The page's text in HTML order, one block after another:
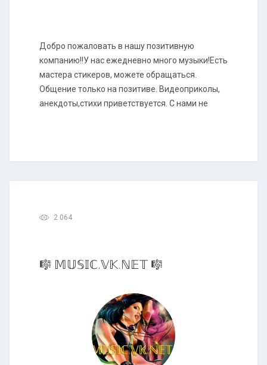
Добро пожаловать в нашу позитивную
компанию!!У нас ежедневно много музыки!Есть
мастера стикеров, можете обращаться.
Общение только на позитиве. Видеоприколы,
анекдоты,стихи приветствуется. С нами не
2 064
🎼 𝕄𝕌𝕊𝕀ℂ.𝕍𝕂.ℕ𝔼𝕋 🎼